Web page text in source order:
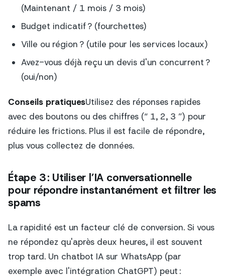
(Maintenant / 1 mois / 3 mois)
Budget indicatif ? (fourchettes)
Ville ou région ? (utile pour les services locaux)
Avez-vous déjà reçu un devis d'un concurrent ?
(oui/non)
Conseils pratiquesUtilisez des réponses rapides
avec des boutons ou des chiffres (“ 1, 2, 3 ”) pour
réduire les frictions. Plus il est facile de répondre,
plus vous collectez de données.
Étape 3 : Utiliser l’IA conversationnelle
pour répondre instantanément et filtrer les
spams
La rapidité est un facteur clé de conversion. Si vous
ne répondez qu'après deux heures, il est souvent
trop tard. Un chatbot IA sur WhatsApp (par
exemple avec l'intégration ChatGPT) peut :